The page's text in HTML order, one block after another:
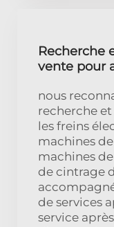
Recherche
vente pour
nous
recherche
les freins
machines
machines
de cintrage
de services
service